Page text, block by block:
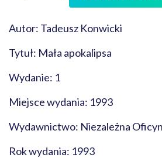
Autor: Tadeusz Konwicki
Tytuł: Mała apokalipsa
Wydanie: 1
Miejsce wydania: 1993
Wydawnictwo: Niezależna
Rok wydania: 1993